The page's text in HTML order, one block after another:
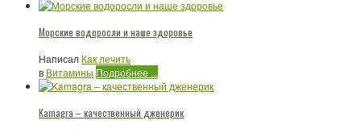
Морские водоросли и наше здоровье
Написал Как лечить
в Витамины Подробнее ...
Kamagra – качественный дженерик